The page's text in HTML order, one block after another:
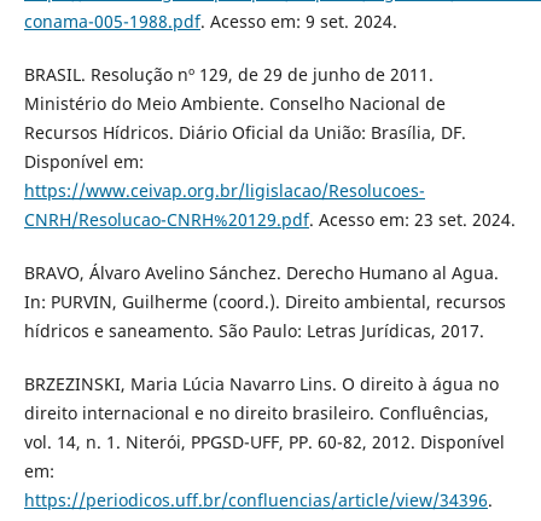
conama-005-1988.pdf. Acesso em: 9 set. 2024.
BRASIL. Resolução nº 129, de 29 de junho de 2011.
Ministério do Meio Ambiente. Conselho Nacional de
Recursos Hídricos. Diário Oficial da União: Brasília, DF.
Disponível em:
https://www.ceivap.org.br/ligislacao/Resolucoes-
CNRH/Resolucao-CNRH%20129.pdf. Acesso em: 23 set. 2024.
BRAVO, Álvaro Avelino Sánchez. Derecho Humano al Agua.
In: PURVIN, Guilherme (coord.). Direito ambiental, recursos
hídricos e saneamento. São Paulo: Letras Jurídicas, 2017.
BRZEZINSKI, Maria Lúcia Navarro Lins. O direito à água no
direito internacional e no direito brasileiro. Confluências,
vol. 14, n. 1. Niterói, PPGSD-UFF, PP. 60-82, 2012. Disponível
em:
https://periodicos.uff.br/confluencias/article/view/34396.